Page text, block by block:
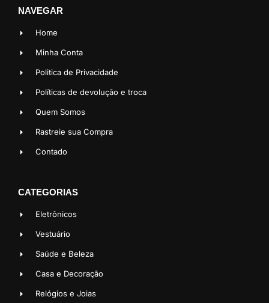
NAVEGAR
Home
Minha Conta
Politica de Privacidade
Políticas de devolução e troca
Quem Somos
Rastreie sua Compra
Contado
CATEGORIAS
Eletrônicos
Vestuário
Saúde e Beleza
Casa e Decoração
Relógios e Joias